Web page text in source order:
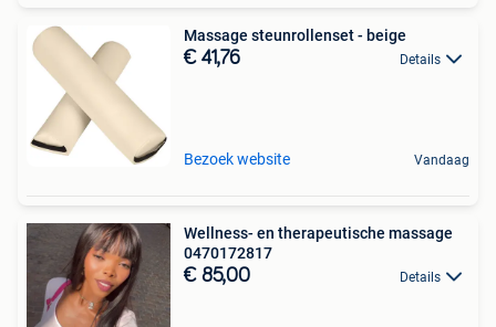
Massage steunrollenset - beige
€ 41,76 Details
Bezoek website Vandaag
Wellness- en therapeutische massage
0470172817
€ 85,00 Details